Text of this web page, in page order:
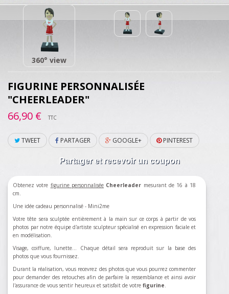
360° view
FIGURINE PERSONNALISÉE
"CHEERLEADER"
66,90 €
TTC
TWEET PARTAGER GOOGLE+ PINTEREST
Partager et recevoir un coupon
Obtenez votre figurine personnalisée Cheerleader mesurant de 16 à 18
cm.
Une idée cadeau personnalisé - Mini2me
Votre tête sera sculptée entièrement à la main sur ce corps à partir de vos
photos par notre équipe d'artiste sculpteur spécialisé en expression faciale et
en modélisation.
Visage, coiffure, lunette... Chaque détail sera reproduit sur la base des
photos que vous fournissez.
Durant la réalisation, vous recevrez des photos que vous pourrez commenter
pour demander des retouches afin de parfaire la ressemblance et ainsi avoir
l'assurance de vous sentir heureux et satisfait de votre figurine.